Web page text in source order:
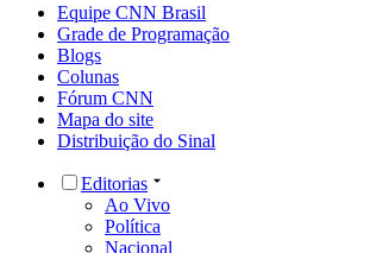
Equipe CNN Brasil
Grade de Programação
Blogs
Colunas
Fórum CNN
Mapa do site
Distribuição do Sinal
Editorias
Ao Vivo
Política
Nacional